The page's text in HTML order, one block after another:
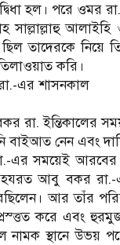
হল। পরে ওমর
সাল্লাল্লাহু
তাদেরকে নিয়ে
করি।
এর শাসনকাল
রা. ইন্তিকালের
বাইআত নেন এবং
সময়েই আরবের
আবু বকর রা.-
আর তাঁর
করে এবং
নামক স্থানে উভয়